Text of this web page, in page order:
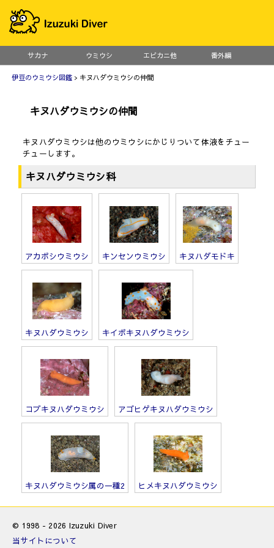
サカナ ウミウシ エビカニ他 番外編
伊豆のウミウシ図鑑 > キヌハダウミウシの仲間
キヌハダウミウシの仲間
キヌハダウミウシは他のウミウシにかじりついて体液をチュー
チューします。
キヌハダウミウシ科
アカボシウミウシ キンセンウミウシ キヌハダモドキ
キヌハダウミウシ キイボキヌハダウミウシ
コブキヌハダウミウシ アゴヒゲキヌハダウミウシ
キヌハダウミウシ属の一種2 ヒメキヌハダウミウシ
© 1998 - 2026 Izuzuki Diver
当サイトについて